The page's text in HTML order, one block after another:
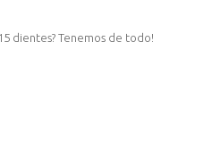
dientes? Tenemos de todo!